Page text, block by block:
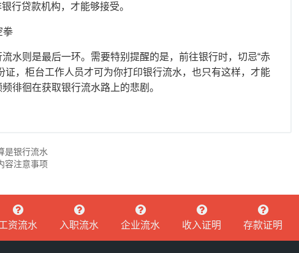
行贷款机构，才能够接受。
拳
则是最后一环。需要特别提醒的是，前往银行时，切忌“赤
证，柜台工作人员才可为你打印银行流水，也只有这样，才能
徘徊在获取银行流水路上的悲剧。
是银行流水
容注意事项
资流水 入职流水 企业流水 收入证明 存款证明